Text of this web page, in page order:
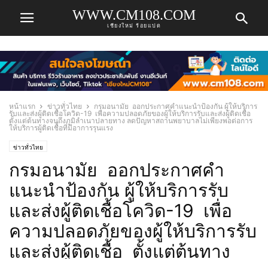
WWW.CM108.COM
เชียงใหม่ ร้อยแปด
หน้าแรก ข่าวทั่วไทย
กรมอนามัย ออกประกาศคำแนะนำป้องกัน ผู้ให้บริการ
รับและส่งผู้ติดเชื้อโควิด-19 เพื่อความปลอดภัยของผู้ให้บริการรับและส่งผู้ติดเชื้อ
ตั้งแต่ต้นทางจนถึงภูมิลำเนาปลายทาง ลดปัญหาสถานพยาบาลไม่เพียงพอต่อการ
ให้บริการผู้ติดเชื้อที่มีอาการรุนแรง
ข่าวทั่วไทย
กรมอนามัย ออกประกาศคำ
แนะนำป้องกัน ผู้ให้บริการรับ
และส่งผู้ติดเชื้อโควิด-19 เพื่อ
ความปลอดภัยของผู้ให้บริการรับ
และส่งผู้ติดเชื้อ ตั้งแต่ต้นทาง